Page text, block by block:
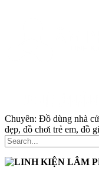
Chuyên: Đồ dùng nhà
đẹp, đồ chơi trẻ em, đồ